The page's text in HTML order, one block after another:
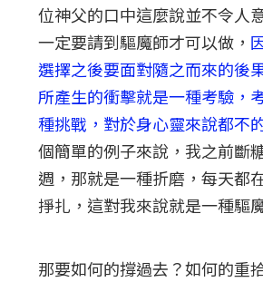
位神父的口中這麼說並不令人
一定要請到驅魔師才可以做，
選擇之後要面對隨之而來的後
所產生的衝擊就是一種考驗，
種挑戰，對於身心靈來說都不
個簡單的例子來說，我之前斷
週，那就是一種折磨，每天都
掙扎，這對我來說就是一種驅
那要如何的撐過去？如何的重